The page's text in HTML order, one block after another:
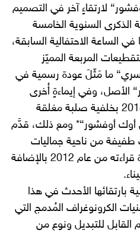
لارتقاءٍ آخر في التصميم
الذكرى السنوية الخامسة
الساعة الاحتفالية السابقة،
المربعة المميّز
ما مَثّلَ عودة رسمية في
الأصل، وفي إيماءةٍ أُخرى
للساعة الأصل، تميّز إصدار 2018 بخلفية صلبة مغلقة
أوك أوفشور“* ومع ذلك، قدَّم
طفيفة من ناحية جماليات
الميناء، لاسيّما الشعار المُعادة قراءته من عام 2012 بالإضافة
بارتقائها الأحدث في هذا
الكرونوغراف المُدمج التي
القابل للتبديل ونوع من